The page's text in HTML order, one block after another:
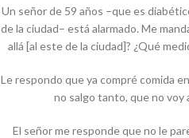
Un señor de 59 años –que es
de la ciudad– está alarmado. Me
allá [al este de la ciudad]? ¿Qué
Le respondo que ya compré comida
no salgo tanto, que no voy
El señor me responde que no le